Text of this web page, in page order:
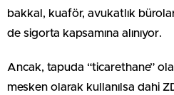
bakkal, kuaför, avukatlık
de sigorta kapsamına alınıyor.
Ancak, tapuda “ticarethane”
mesken olarak kullanılsa dahi